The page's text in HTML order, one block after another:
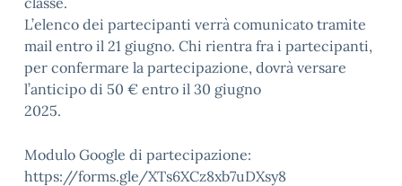
L’elenco dei partecipanti verrà comunicato tramite
mail entro il 21 giugno. Chi rientra fra i partecipanti,
per confermare la partecipazione, dovrà versare
l’anticipo di 50 € entro il 30 giugno
2025.
Modulo Google di partecipazione:
https://forms.gle/XTs6XCz8xb7uDXsy8